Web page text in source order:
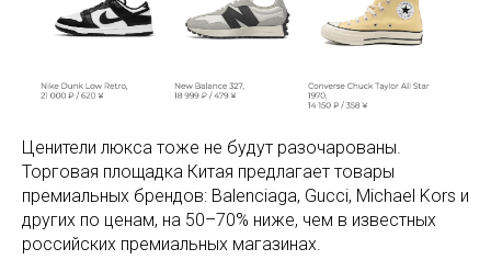
Ценители люкса тоже не будут разочарованы.
Торговая площадка Китая предлагает товары
премиальных брендов: Balenciaga, Gucci, Michael Kors и
других по ценам, на 50–70% ниже, чем в известных
российских премиальных магазинах.